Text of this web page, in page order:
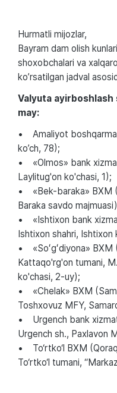
Hurmatli mijozlar,
Bayram dam olish
shoxobchalari va
ko’rsatilgan jadval
Valyuta
may:
• Amaliyot
ko’ch, 78);
• «Olmos» bank
Laylitug'on ko'chasi, 1);
• «Bek-baraka» BXM
Baraka savdo
• «Ishtixon bank
Ishtixon shahri, Ishtixon
• «Soʻgʻdiyona» BXM
Kattaqo'rg'on tumani,
ko'chasi, 2-uy);
• «Chelak» BXM
Toshxovuz MFY,
• Urgench bank
Urgench sh., Paxlavon
• To‘rtko‘l BXM
To‘rtko‘l tumani,